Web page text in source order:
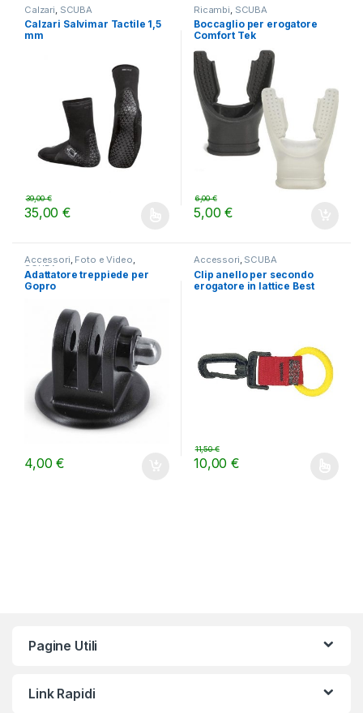
Calzari SCUBA
Calzari Salvimar Tactile 1,5
mm
35,00€
39,00€
Questo prodotto ha più varianti. Le opzioni possono essere
Ricambi SCUBA
Boccaglio per erogatore
Comfort Tek
5,00€
6,00€
Accessori, Foto e Video,
SCUBA
Adattatore treppiede per
Gopro
4,00€
Accessori, SCUBA
Clip anello per secondo
erogatore in lattice Best
10,00€
11,50€
Questo prodotto ha più
Pagine Utili
Link Rapidi